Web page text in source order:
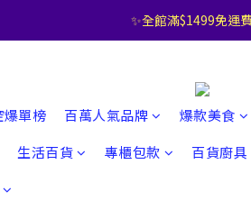
✨全館滿$1499免運費
爆單榜 百萬人氣品牌 爆款美食
生活百貨
專櫃包款 百貨廚具